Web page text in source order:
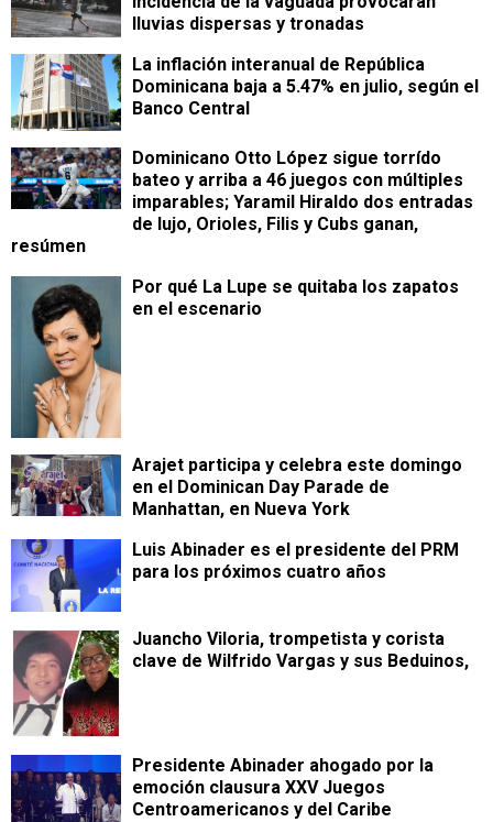
lluvias dispersas y tronadas
La inflación interanual de República
Dominicana baja a 5.47% en julio, según el
Banco Central
Dominicano Otto López sigue torrído
bateo y arriba a 46 juegos con múltiples
imparables; Yaramil Hiraldo dos entradas
de lujo, Orioles, Filis y Cubs ganan,
resúmen
Por qué La Lupe se quitaba los zapatos
en el escenario
Arajet participa y celebra este domingo
en el Dominican Day Parade de
Manhattan, en Nueva York
Luis Abinader es el presidente del PRM
para los próximos cuatro años
Juancho Viloria, trompetista y corista
clave de Wilfrido Vargas y sus Beduinos,
Presidente Abinader ahogado por la
emoción clausura XXV Juegos
Centroamericanos y del Caribe